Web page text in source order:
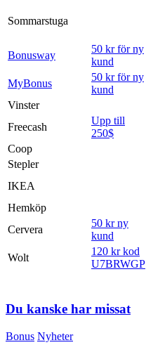
Sommarstuga
Bonusway
50 kr för ny
kund
MyBonus
50 kr för ny
kund
Vinster
Freecash
Upp till
250$
Coop
Stepler
IKEA
Hemköp
Cervera
50 kr ny
kund
Wolt
120 kr kod
U7BRWGP
Du kanske har missat
Bonus Nyheter